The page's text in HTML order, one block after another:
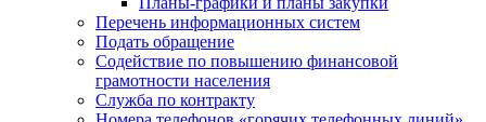
Перечень информационных систем
Подать обращение
Содействие по повышению финансовой
грамотности населения
Служба по контракту